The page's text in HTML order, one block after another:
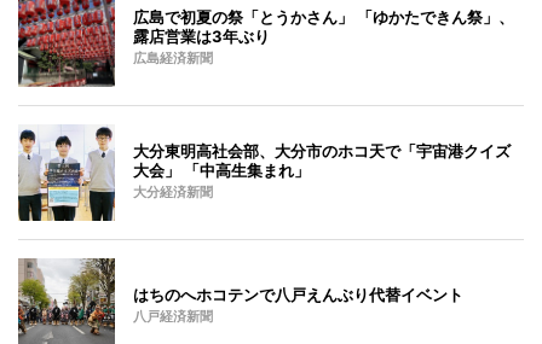
広島で初夏の祭「とうかさん」 「ゆかたできん祭」、
露店営業は3年ぶり
広島経済新聞
大分東明高社会部、大分市のホコ天で「宇宙港クイズ
大会」 「中高生集まれ」
大分経済新聞
はちのへホコテンで八戸えんぶり代替イベント
八戸経済新聞